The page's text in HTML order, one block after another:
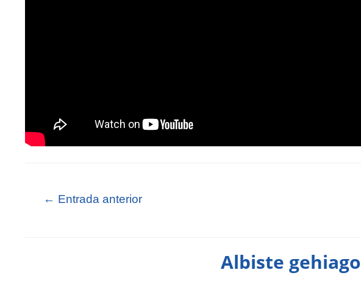
← Entrada anterior
Albiste gehiago